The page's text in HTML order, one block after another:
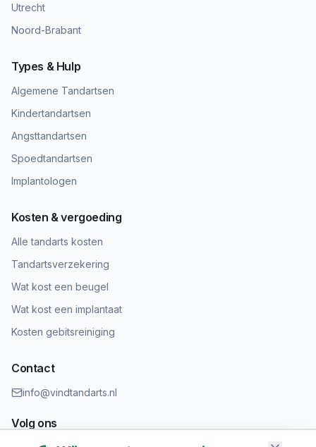
Utrecht
Noord-Brabant
Types & Hulp
Algemene Tandartsen
Kindertandartsen
Angsttandartsen
Spoedtandartsen
Implantologen
Kosten & vergoeding
Alle tandarts kosten
Tandartsverzekering
Wat kost een beugel
Wat kost een implantaat
Kosten gebitsreiniging
Contact
info@vindtandarts.nl
Volg ons